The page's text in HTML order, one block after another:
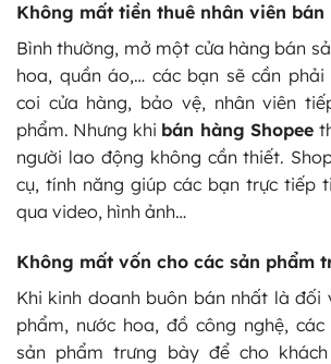
Không mất tiền thuê nhân viên
Bình thường, mở một cửa hàng bán
hoa, quần áo,… các bạn sẽ cần
coi cửa hàng, bảo vệ, nhân viên
phẩm. Nhưng khi bán hàng Shopee
người lao động không cần thiết.
cụ, tính năng giúp các bạn trực tiếp
qua video, hình ảnh…
Không mất vốn cho các sản phẩm
Khi kinh doanh buôn bán nhất là
phẩm, nước hoa, đồ công nghệ,
sản phẩm trưng bày để cho